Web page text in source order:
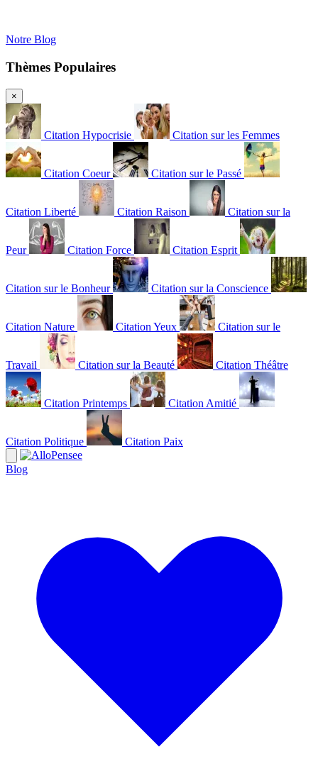
Notre Blog
Thèmes Populaires
×
Citation Hypocrisie Citation sur les Femmes
Citation Coeur Citation sur le Passé
Citation Liberté Citation Raison Citation sur la
Peur Citation Force Citation Esprit
Citation sur le Bonheur Citation sur la Conscience
Citation Nature Citation Yeux Citation sur le
Travail Citation sur la Beauté Citation Théâtre
Citation Printemps Citation Amitié
Citation Politique Citation Paix
Blog